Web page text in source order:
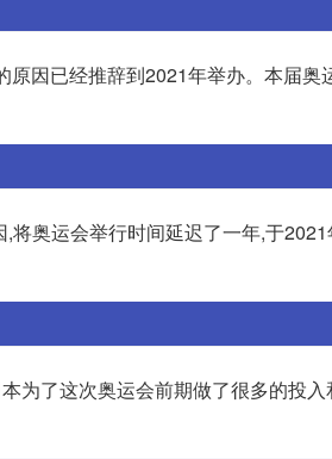
因已经推辞到2021年举办。本届奥
奥运会举行时间延迟了一年,于
为了这次奥运会前期做了很多的投